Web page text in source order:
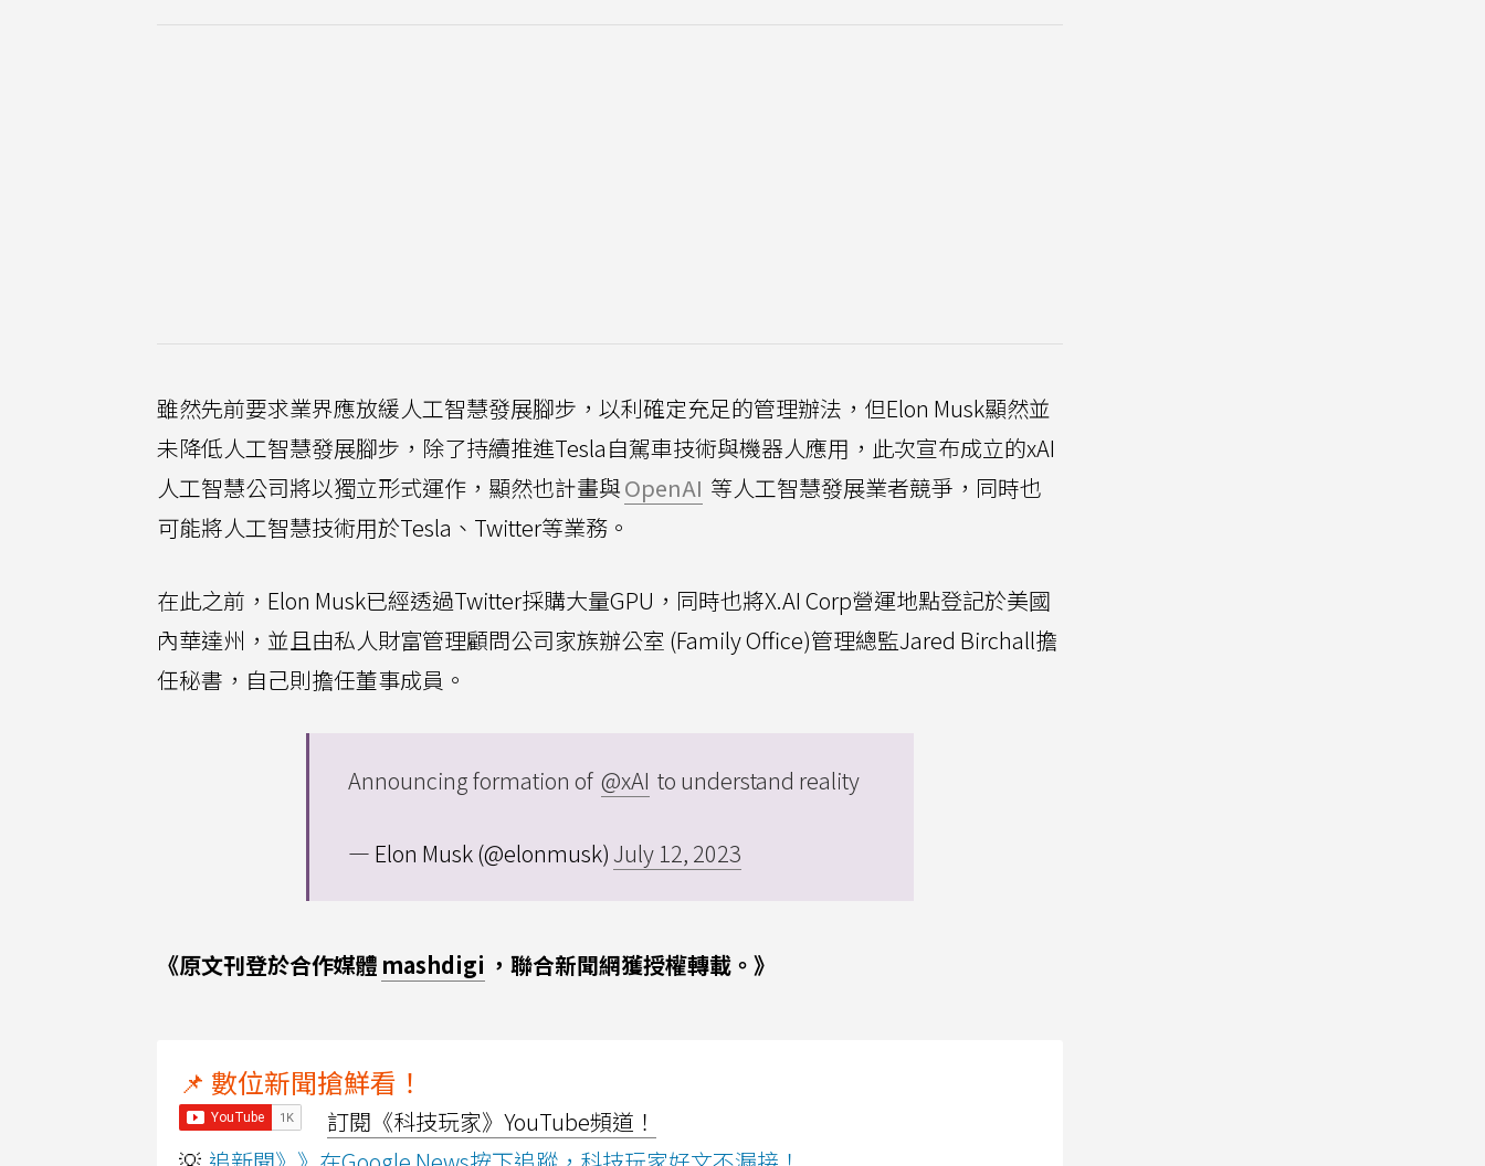
雖然先前要求業界應放緩人工智慧發展腳步，以利確定充足的管理辦法，但Elon Musk顯然並
未降低人工智慧發展腳步，除了持續推進Tesla自駕車技術與機器人應用，此次宣布成立的xAI
人工智慧公司將以獨立形式運作，顯然也計畫與OpenAI 等人工智慧發展業者競爭，同時也
可能將人工智慧技術用於Tesla、Twitter等業務。
在此之前，Elon Musk已經透過Twitter採購大量GPU，同時也將X.AI Corp營運地點登記於美國
內華達州，並且由私人財富管理顧問公司家族辦公室 (Family Office)管理總監Jared Birchall擔
任秘書，自己則擔任董事成員。
Announcing formation of @xAI to understand reality
— Elon Musk (@elonmusk) July 12, 2023
《原文刊登於合作媒體 mashdigi ，聯合新聞網獲授權轉載。》
📌 數位新聞搶鮮看！
訂閱《科技玩家》YouTube頻道！